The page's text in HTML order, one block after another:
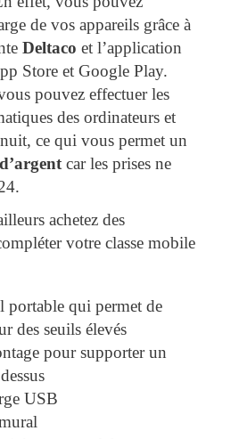
de vos appareils grâce à
Deltaco et l’application
Store et Google Play.
pouvez effectuer les
des ordinateurs et
ce qui vous permet un
car les prises ne
achetez des
votre classe mobile
portable qui permet de
des seuils élevés
pour supporter un
USB